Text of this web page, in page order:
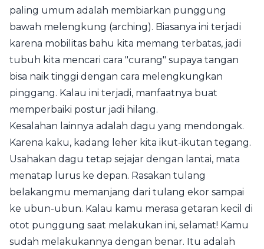
paling umum adalah membiarkan punggung
bawah melengkung (arching). Biasanya ini terjadi
karena mobilitas bahu kita memang terbatas, jadi
tubuh kita mencari cara "curang" supaya tangan
bisa naik tinggi dengan cara melengkungkan
pinggang. Kalau ini terjadi, manfaatnya buat
memperbaiki postur jadi hilang.
Kesalahan lainnya adalah dagu yang mendongak.
Karena kaku, kadang leher kita ikut-ikutan tegang.
Usahakan dagu tetap sejajar dengan lantai, mata
menatap lurus ke depan. Rasakan tulang
belakangmu memanjang dari tulang ekor sampai
ke ubun-ubun. Kalau kamu merasa getaran kecil di
otot punggung saat melakukan ini, selamat! Kamu
sudah melakukannya dengan benar. Itu adalah